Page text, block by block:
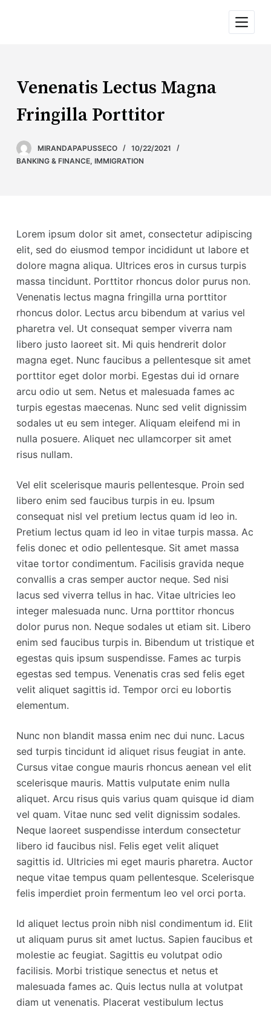
a
o
e
ú
d
o
Venenatis Lectus Magna
Fringilla Porttitor
MIRANDAPAPUSSECO
10/22/2021
BANKING & FINANCE, IMMIGRATION
Lorem ipsum dolor sit amet, consectetur adipiscing
elit, sed do eiusmod tempor incididunt ut labore et
dolore magna aliqua. Ultrices eros in cursus turpis
massa tincidunt. Porttitor rhoncus dolor purus non.
Venenatis lectus magna fringilla urna porttitor
rhoncus dolor. Lectus arcu bibendum at varius vel
pharetra vel. Ut consequat semper viverra nam
libero justo laoreet sit. Mi quis hendrerit dolor
magna eget. Nunc faucibus a pellentesque sit amet
porttitor eget dolor morbi. Egestas dui id ornare
arcu odio ut sem. Netus et malesuada fames ac
turpis egestas maecenas. Nunc sed velit dignissim
sodales ut eu sem integer. Aliquam eleifend mi in
nulla posuere. Aliquet nec ullamcorper sit amet
risus nullam.
Vel elit scelerisque mauris pellentesque. Proin sed
libero enim sed faucibus turpis in eu. Ipsum
consequat nisl vel pretium lectus quam id leo in.
Pretium lectus quam id leo in vitae turpis massa. Ac
felis donec et odio pellentesque. Sit amet massa
vitae tortor condimentum. Facilisis gravida neque
convallis a cras semper auctor neque. Sed nisi
lacus sed viverra tellus in hac. Vitae ultricies leo
integer malesuada nunc. Urna porttitor rhoncus
dolor purus non. Neque sodales ut etiam sit. Libero
enim sed faucibus turpis in. Bibendum ut tristique et
egestas quis ipsum suspendisse. Fames ac turpis
egestas sed tempus. Venenatis cras sed felis eget
velit aliquet sagittis id. Tempor orci eu lobortis
elementum.
Nunc non blandit massa enim nec dui nunc. Lacus
sed turpis tincidunt id aliquet risus feugiat in ante.
Cursus vitae congue mauris rhoncus aenean vel elit
scelerisque mauris. Mattis vulputate enim nulla
aliquet. Arcu risus quis varius quam quisque id diam
vel quam. Vitae nunc sed velit dignissim sodales.
Neque laoreet suspendisse interdum consectetur
libero id faucibus nisl. Felis eget velit aliquet
sagittis id. Ultricies mi eget mauris pharetra. Auctor
neque vitae tempus quam pellentesque. Scelerisque
felis imperdiet proin fermentum leo vel orci porta.
Id aliquet lectus proin nibh nisl condimentum id. Elit
ut aliquam purus sit amet luctus. Sapien faucibus et
molestie ac feugiat. Sagittis eu volutpat odio
facilisis. Morbi tristique senectus et netus et
malesuada fames ac. Quis lectus nulla at volutpat
diam ut venenatis. Placerat vestibulum lectus